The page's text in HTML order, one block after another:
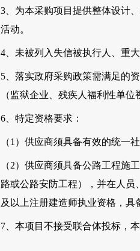
3、为本采购项目提供整体设计
活动。
4、未被列入失信被执行人、重
5、落实政府采购政策需满足的
（监狱企业、残疾人福利性单
6、特定资格要求：
（1）供应商须具备有效的统一
（2）供应商须具备公路工程施
路或公路安防工程），并在人
及以上注册建造师执业资格，
7、本项目不接受联合体投标，